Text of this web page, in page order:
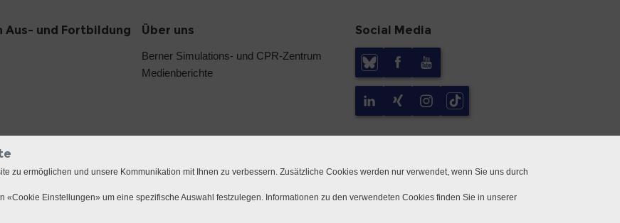
Aus- und Fortbildung Über uns
Berner Simulations- und CPR-Zentrum
Medienberichte
Social Media
zu ermöglichen und unsere Kommunikation mit Ihnen zu verbessern. Zusätzliche Cookies werden nur verwendet, wenn Sie uns durch
Einstellungen» um eine spezifische Auswahl festzulegen. Informationen zu den verwendeten Cookies finden Sie in unserer